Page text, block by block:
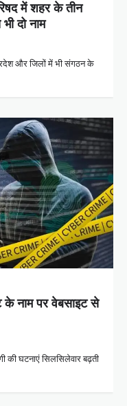
में शहर के तीन
दो नाम
और जिलों में भी संगठन के
नाम पर वेबसाइट से
की घटनाएं सिलसिलेवार बढ़ती